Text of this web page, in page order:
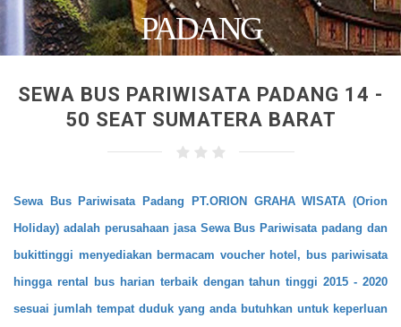
PADANG
SEWA BUS PARIWISATA PADANG 14 -
50 SEAT SUMATERA BARAT
Sewa Bus Pariwisata Padang PT.ORION GRAHA WISATA (Orion
Holiday) adalah perusahaan jasa Sewa Bus Pariwisata padang dan
bukittinggi menyediakan bermacam voucher hotel, bus pariwisata
hingga rental bus harian terbaik dengan tahun tinggi 2015 - 2020
sesuai jumlah tempat duduk yang anda butuhkan untuk keperluan